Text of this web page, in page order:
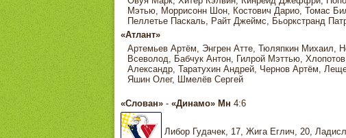
Мэтью, Моррисонн Шон, Костович Дарио, Томас
Пеллетье Паскаль, Райт Джеймс, Бьоркстранд
«Атлант»
Артемьев Артём, Энгрен Атте, Тюляпкин Михаил,
Всеволод, Бабчук Антон, Гилрой Мэттью,
Александр, Таратухин Андрей, Чернов Артём,
Яшин Олег, Шмелёв Сергей
«Слован»- «Динамо» Мн 4:6
Либор Гудачек, 17, Жига Еглич, 20,